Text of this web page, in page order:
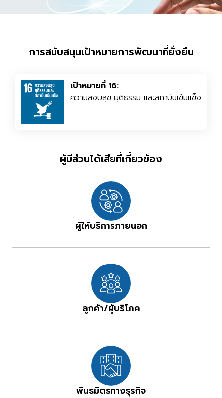
การสนับสนุนเป้าหมายการพัฒนาที่ยั่งยืน
เป้าหมายที่ 16:
ความสงบสุข ยุติธรรม และสถาบันเข้มแข็ง
ผู้มีส่วนได้เสียที่เกี่ยวข้อง
ผู้ให้บริการภายนอก
ลูกค้า/ผู้บริโภค
พันธมิตรทางธุรกิจ